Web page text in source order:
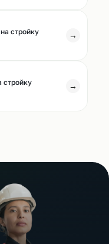
стройку
→
стройку
→